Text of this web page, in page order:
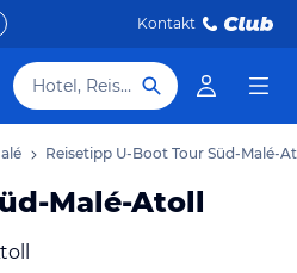
Kontakt
Hotel, Reiseziel
Reisetipp U-Boot Tour Süd-Malé-
Malé-Atoll